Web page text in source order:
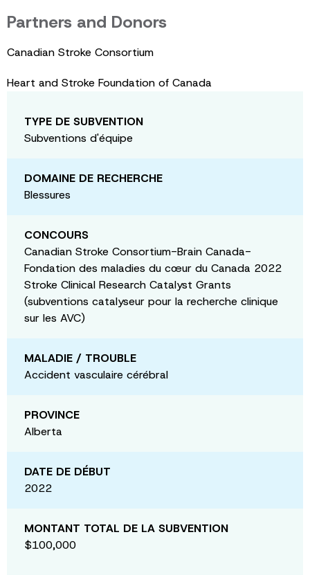
Partners and Donors
Canadian Stroke Consortium
Heart and Stroke Foundation of Canada
TYPE DE SUBVENTION
Subventions d'équipe
DOMAINE DE RECHERCHE
Blessures
CONCOURS
Canadian Stroke Consortium-Brain Canada-
Fondation des maladies du cœur du Canada 2022
Stroke Clinical Research Catalyst Grants
(subventions catalyseur pour la recherche clinique
sur les AVC)
MALADIE / TROUBLE
Accident vasculaire cérébral
PROVINCE
Alberta
DATE DE DÉBUT
2022
MONTANT TOTAL DE LA SUBVENTION
$100,000